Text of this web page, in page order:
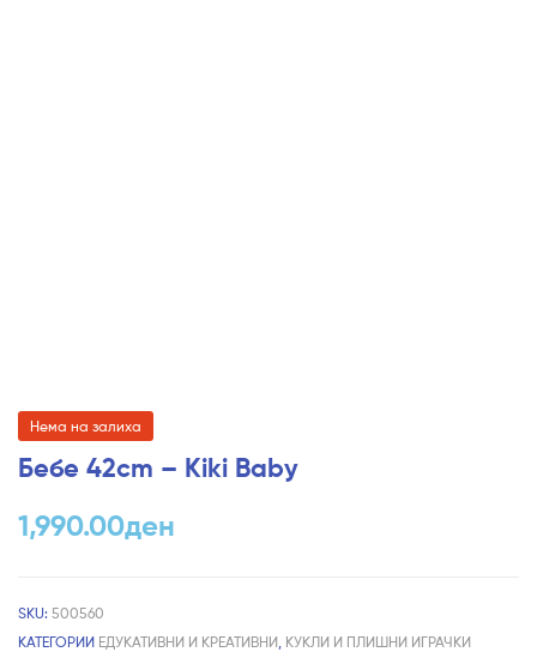
Нема на залиха
Бебе 42cm – Kiki Baby
1,990.00ден
SKU: 500560
КАТЕГОРИИ ЕДУКАТИВНИ И КРЕАТИВНИ КУКЛИ И ПЛИШНИ ИГРАЧКИ